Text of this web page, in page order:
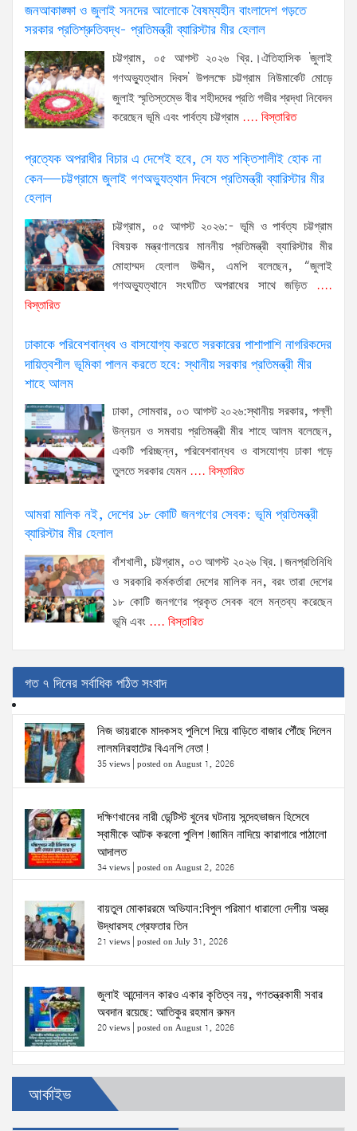
জনআকাঙ্ক্ষা ও জুলাই সনদের আলোকে বৈষম্যহীন বাংলাদেশ গড়তে
সরকার প্রতিশ্রুতিবদ্ধ- প্রতিমন্ত্রী ব্যারিস্টার মীর হেলাল
চট্টগ্রাম, ০৫ আগস্ট ২০২৬ খ্রি.।ঐতিহাসিক 'জুলাই
গণঅভ্যুত্থান দিবস' উপলক্ষে চট্টগ্রাম নিউমার্কেট মোড়ে
জুলাই স্মৃতিস্তম্ভে বীর শহীদদের প্রতি গভীর শ্রদ্ধা নিবেদন
করেছেন ভূমি এবং পার্বত্য চট্টগ্রাম .... বিস্তারিত
প্রত্যেক অপরাধীর বিচার এ দেশেই হবে, সে যত শক্তিশালীই হোক না
কেন—চট্টগ্রামে জুলাই গণঅভ্যুত্থান দিবসে প্রতিমন্ত্রী ব্যারিস্টার মীর
হেলাল
চট্টগ্রাম, ০৫ আগস্ট ২০২৬:- ভূমি ও পার্বত্য চট্টগ্রাম
বিষয়ক মন্ত্রণালয়ের মাননীয় প্রতিমন্ত্রী ব্যারিস্টার মীর
মোহাম্মদ হেলাল উদ্দীন, এমপি বলেছেন, “জুলাই
গণঅভ্যুত্থানে সংঘটিত অপরাধের সাথে জড়িত....
বিস্তারিত
ঢাকাকে পরিবেশবান্ধব ও বাসযোগ্য করতে সরকারের পাশাপাশি নাগরিকদের
দায়িত্বশীল ভূমিকা পালন করতে হবে: স্থানীয় সরকার প্রতিমন্ত্রী মীর
শাহে আলম
ঢাকা, সোমবার, ০৩ আগস্ট ২০২৬:স্থানীয় সরকার, পল্লী
উন্নয়ন ও সমবায় প্রতিমন্ত্রী মীর শাহে আলম বলেছেন,
একটি পরিচ্ছন্ন, পরিবেশবান্ধব ও বাসযোগ্য ঢাকা গড়ে
তুলতে সরকার যেমন .... বিস্তারিত
আমরা মালিক নই, দেশের ১৮ কোটি জনগণের সেবক: ভূমি প্রতিমন্ত্রী
ব্যারিস্টার মীর হেলাল
বাঁশখালী, চট্টগ্রাম, ০৩ আগস্ট ২০২৬ খ্রি.।জনপ্রতিনিধি
ও সরকারি কর্মকর্তারা দেশের মালিক নন, বরং তারা দেশের
১৮ কোটি জনগণের প্রকৃত সেবক বলে মন্তব্য করেছেন
ভূমি এবং .... বিস্তারিত
গত ৭ দিনের সর্বাধিক পঠিত সংবাদ
নিজ ভায়রাকে মাদকসহ পুলিশে দিয়ে বাড়িতে বাজার পৌঁছে দিলেন
লালমনিরহাটের বিএনপি নেতা!
35 views posted on August 1, 2026
দক্ষিণখানের নারী ডেন্টিস্ট খুনের ঘটনায় সন্দেহভাজন হিসেবে
স্বামীকে আটক করলো পুলিশ!জামিন নাদিয়ে কারাগারে পাঠালো
আদালত
34 views posted on August 2, 2026
বায়তুল মোকাররমে অভিযান:বিপুল পরিমাণ ধারালো দেশীয় অস্ত্র
উদ্ধারসহ গ্রেফতার তিন
21 views posted on July 31, 2026
জুলাই আন্দোলন কারও একার কৃতিত্ব নয়, গণতন্ত্রকামী সবার
অবদান রয়েছে: আতিকুর রহমান রুমন
20 views posted on August 1, 2026
উত্তরখানে ডিএনসিসি প্রশাসক মো. শফিকুল ও ঢাকা-১৮
আসনের সংসদ সদস্য এস এম জাহাঙ্গীর হোসেনের উপর একদল
দুস্কৃতিকারীদের হামলা
আর্কাইভ